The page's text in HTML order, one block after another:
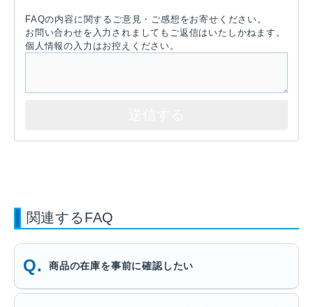
FAQの内容に関するご意見・ご感想をお寄せください。
お問い合わせを入力されましてもご返信はいたしかねます。
個人情報の入力はお控えください。
関連するFAQ
商品の在庫を事前に確認したい